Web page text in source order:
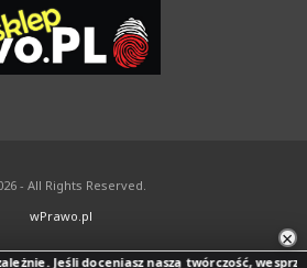
- All Rights Reserved.
wPrawo.pl
×
Jeśli doceniasz naszą twórczość, wesprzyj jej